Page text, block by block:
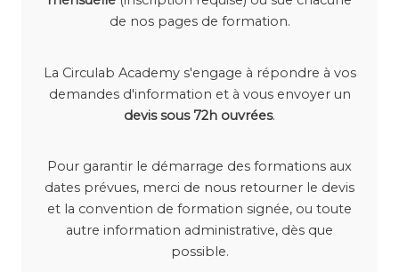
de nos pages de formation.
La Circulab Academy s'engage à répondre à vos
demandes d'information et à vous envoyer un
devis sous 72h ouvrées.
Pour garantir le démarrage des formations aux
dates prévues, merci de nous retourner le devis
et la convention de formation signée, ou toute
autre information administrative, dès que
possible.